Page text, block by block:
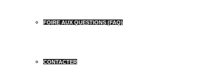
FOIRE AUX QUESTIONS (FAQ)
CONTACTER